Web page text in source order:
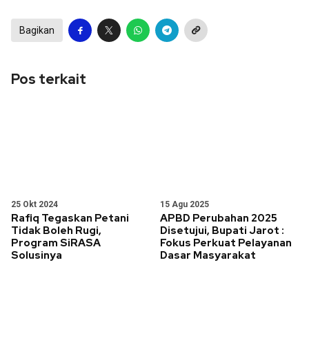
Bagikan
Pos terkait
25 Okt 2024
Rafiq Tegaskan Petani
Tidak Boleh Rugi,
Program SiRASA
Solusinya
15 Agu 2025
APBD Perubahan 2025
Disetujui, Bupati Jarot :
Fokus Perkuat Pelayanan
Dasar Masyarakat